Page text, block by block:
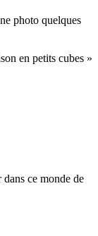
photo quelques
en petits cubes »
ce monde de